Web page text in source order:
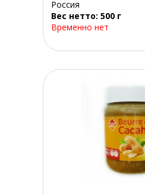
Россия
Вес нетто: 500 г
Временно нет